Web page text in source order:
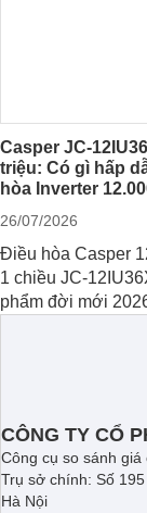
Casper JC-
triệu: Có gì hấp
hòa Inverter
26/07/2026
Điều hòa Casper
1 chiều JC-
phẩm đời mới
CÔNG TY CỔ
Công cụ so sánh
Trụ sở chính: Số
Hà Nội